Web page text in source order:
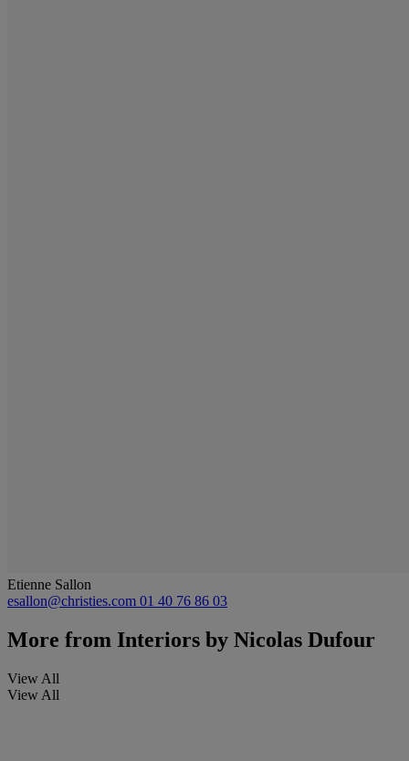
Etienne Sallon
esallon@christies.com 01 40 76 86 03
More from Interiors by Nicolas Dufour
View All
View All